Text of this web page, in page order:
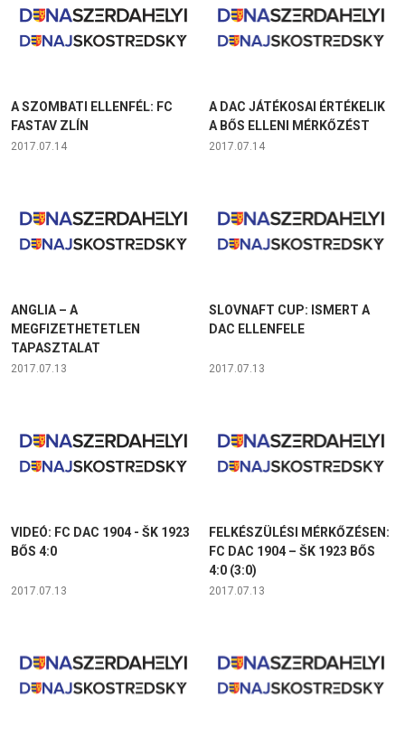
A SZOMBATI ELLENFÉL: FC
FASTAV ZLÍN
2017.07.14
A DAC JÁTÉKOSAI ÉRTÉKELIK
A BŐS ELLENI MÉRKŐZÉST
2017.07.14
ANGLIA – A
MEGFIZETHETETLEN
TAPASZTALAT
2017.07.13
SLOVNAFT CUP: ISMERT A
DAC ELLENFELE
2017.07.13
VIDEÓ: FC DAC 1904 - ŠK 1923
BŐS 4:0
2017.07.13
FELKÉSZÜLÉSI MÉRKŐZÉSEN:
FC DAC 1904 – ŠK 1923 BŐS
4:0 (3:0)
2017.07.13